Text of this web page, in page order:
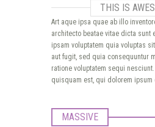
THIS IS
Art aque ipsa quae ab illo
architecto beatae vitae dicta sunt
ipsam voluptatem quia voluptas
aut fugit, sed quia consequuntur
ratione voluptatem sequi
quisquam est, qui dolorem
MASSIVE